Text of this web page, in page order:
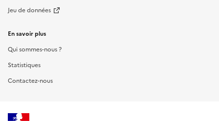
Jeu de données
En savoir plus
Qui sommes-nous ?
Statistiques
Contactez-nous